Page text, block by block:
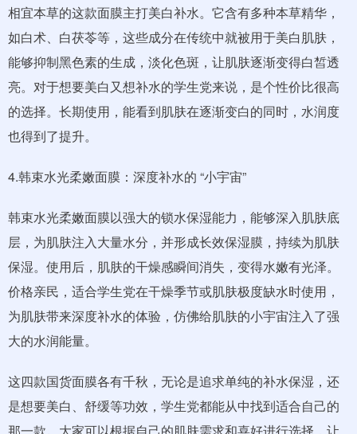
相宜本草的这款面膜主打美白补水。它含有多种本草精华，
如白术、白茯苓等，这些成分在传统中就被用于美白肌肤，
能够抑制黑色素的生成，淡化色斑，让肌肤逐渐变得白皙透
亮。对于想要美白又想补水的学生党来说，是个性价比很高
的选择。长期使用，能看到肌肤在逐渐变白的同时，水润度
也得到了提升。
4.韩束水光柔嫩面膜：深度补水的 “小宇宙”
韩束水光柔嫩面膜以强大的锁水保湿能力，能够深入肌肤底
层，为肌肤注入大量水分，并形成长效保湿膜，持续为肌肤
保湿。使用后，肌肤的干燥感瞬间消失，变得水嫩有光泽。
价格亲民，适合学生党在干燥季节或肌肤极度缺水时使用，
为肌肤带来深度补水的体验，仿佛给肌肤的小宇宙注入了强
大的水润能量。
这四款国货面膜各有千秋，无论是追求单纯的补水保湿，还
是想要美白、舒缓等功效，学生党都能从中找到适合自己的